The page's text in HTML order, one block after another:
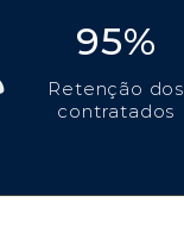
95%
Retenção dos
contratados